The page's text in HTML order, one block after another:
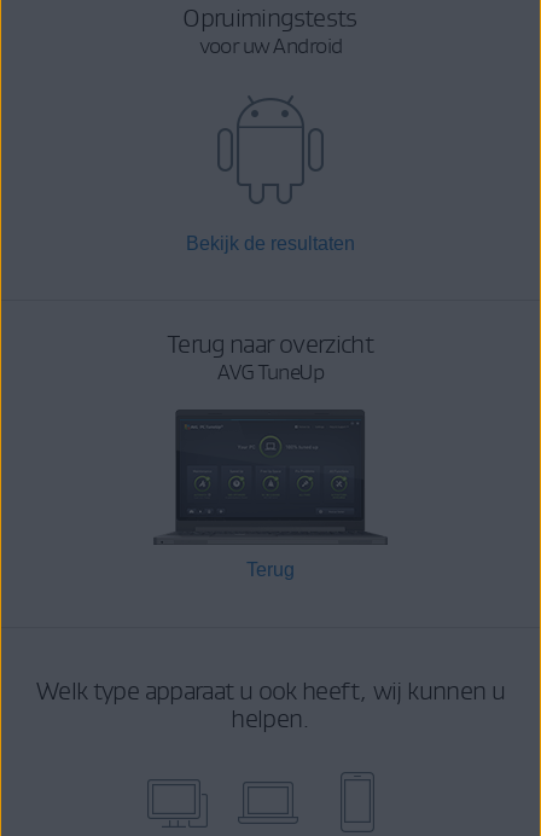
Opruimingstests
voor uw Android
Bekijk de resultaten
Terug naar overzicht
AVG TuneUp
Terug
Welk type apparaat u ook heeft, wij kunnen u
helpen.